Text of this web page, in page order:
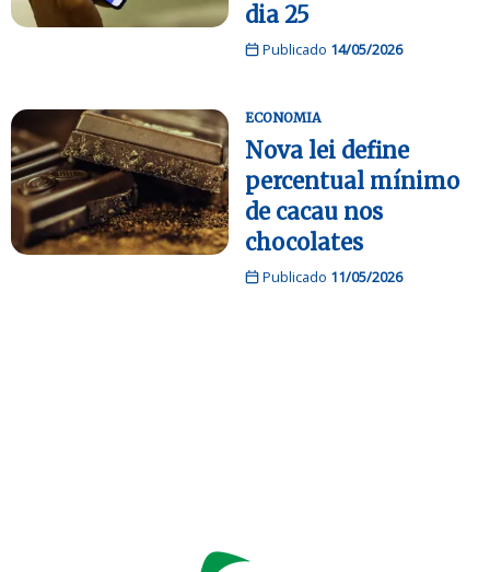
dia 25
Publicado 14/05/2026
ECONOMIA
Nova lei define
percentual mínimo
de cacau nos
chocolates
Publicado 11/05/2026